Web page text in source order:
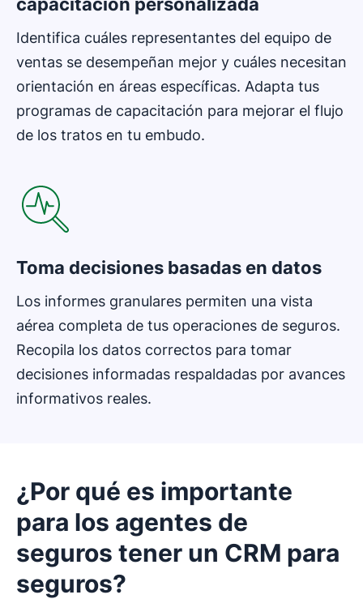
Identifica cuáles representantes del equipo de
ventas se desempeñan mejor y cuáles necesitan
orientación en áreas específicas. Adapta tus
programas de capacitación para mejorar el flujo
de los tratos en tu embudo.
Toma decisiones basadas en datos
Los informes granulares permiten una vista
aérea completa de tus operaciones de seguros.
Recopila los datos correctos para tomar
decisiones informadas respaldadas por avances
informativos reales.
¿Por qué es importante
para los agentes de
seguros tener un CRM para
seguros?